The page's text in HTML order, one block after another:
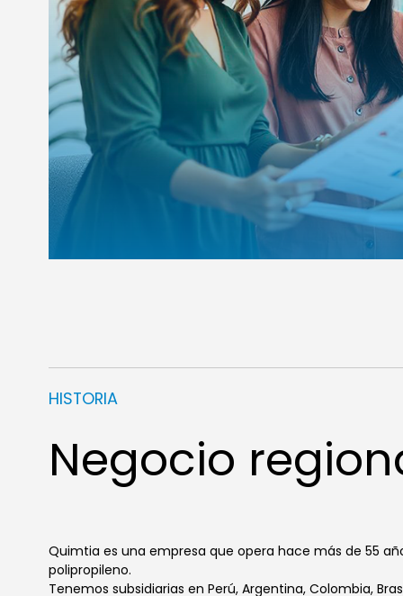
HISTORIA
Negocio
Quimtia es una empresa que opera hace más de 55
polipropileno.
Tenemos subsidiarias en Perú, Argentina, Colombia,